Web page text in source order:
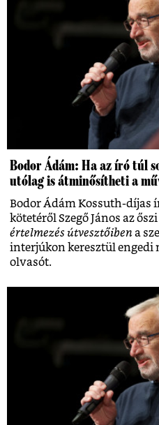
Bodor Ádám: Ha az író túl
utólag is átminősítheti a
Bodor Ádám Kossuth-díjas
kötetéről Szegő János az
értelmezés útvesztőibena
interjúkon keresztül engedi
olvasót.